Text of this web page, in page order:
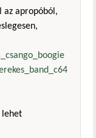
az apropóból,
lehet